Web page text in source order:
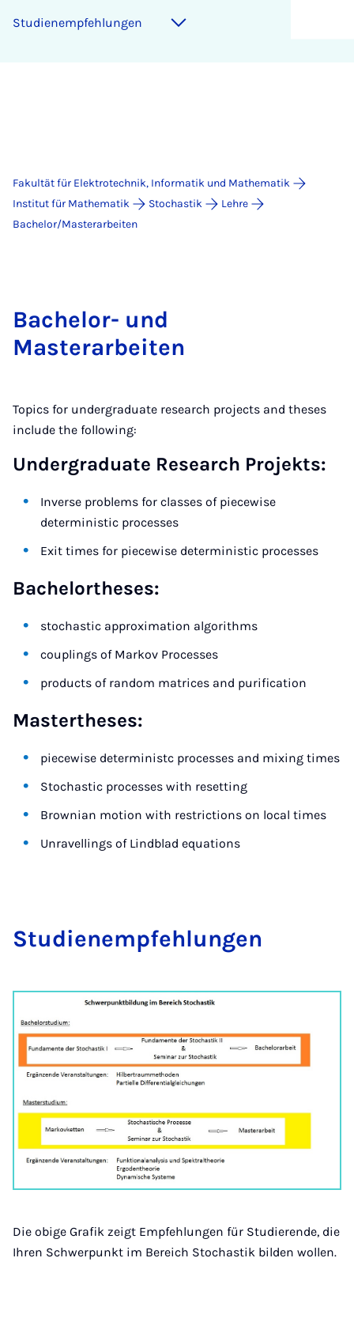
Stu­dienemp­feh­lun­gen
Fakultät für Elektrotechnik, Informatik und Mathematik
Institut für Mathematik
Stochastik
Lehre
Bachelor/Masterarbeiten
Bachelor- und
Masterarbeiten
Topics for undergraduate research projects and theses
include the following:
Undergraduate Research Projekts:
Inverse problems for classes of piecewise
deterministic processes
Exit times for piecewise deterministic processes
Bachelortheses:
stochastic approximation algorithms
couplings of Markov Processes
products of random matrices and purification
Mastertheses:
piecewise deterministc processes and mixing times
Stochastic processes with resetting
Brownian motion with restrictions on local times
Unravellings of Lindblad equations
Stu­dienemp­feh­lun­gen
Die obige Grafik zeigt Empfehlungen für Studierende, die
Ihren Schwerpunkt im Bereich Stochastik bilden wollen.